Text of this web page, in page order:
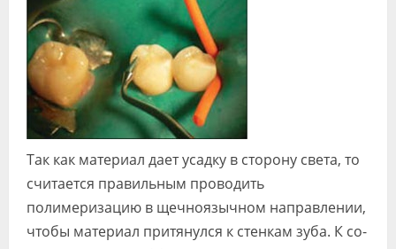
Так как материал дает усадку в сто­рону света, то
считается правильным проводить
полимеризацию в щечно­язычном направлении,
чтобы мате­риал притянулся к стенкам зуба. К со­